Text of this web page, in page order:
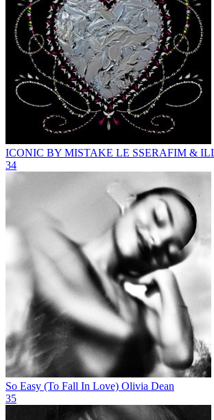
ICONIC BY MISTAKE LE SSERAFIM &
34
So Easy (To Fall In Love) Olivia Dean
35